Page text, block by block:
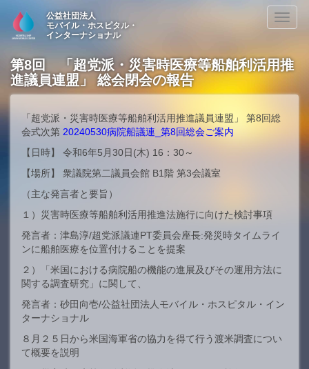
公益社団法人
モバイル・ホスピタル・
インターナショナル
第8回 「超党派・災害時医療等船舶利活用推
進議員連盟」 総会閉会の報告
「超党派・災害時医療等船舶利活用推進議員連盟」 第8回総
会式次第 20240530病院船議連_第8回総会ご案内
【日時】 令和6年5月30日(木) 16：30～
【場所】 衆議院第二議員会館 B1階 第3会議室
（主な発言者と要旨）
１）災害時医療等船舶利活用推進法施行に向けた検討事項
発言者：津島淳/超党派議連PT委員会座長:発災時タイムライ
ンに船舶医療を位置付けることを提案
２）「米国における病院船の機能の進展及びその運用方法に
関する調査研究」に関して、
発言者：砂田向壱/公益社団法人モバイル・ホスピタル・イン
ターナショナル
８月２５日から米国海軍省の協力を得て行う渡米調査につい
て概要を説明